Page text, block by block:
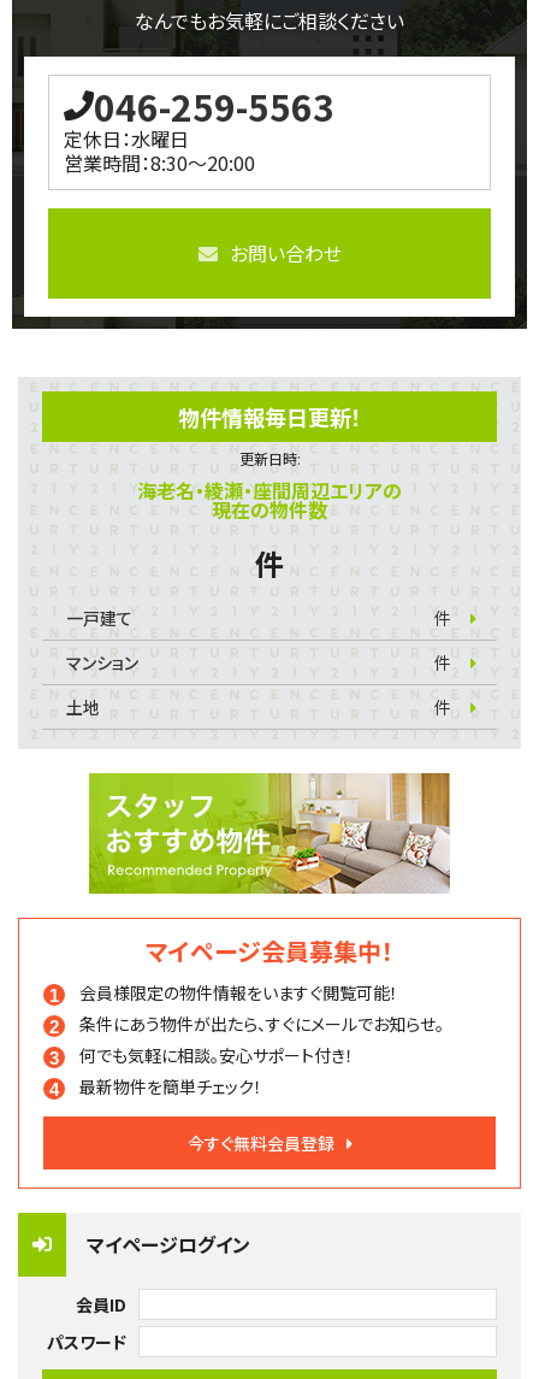
なんでもお気軽にご相談ください
046-259-5563
定休日：水曜日
営業時間：8:30～20:00
お問い合わせ
物件情報毎日更新！
更新日時:
海老名・綾瀬・座間周辺エリアの
現在の物件数
件
一戸建て
件
マンション
件
土地
件
マイページ会員募集中！
会員様限定の物件情報をいますぐ閲覧可能！
条件にあう物件が出たら、すぐにメールでお知らせ。
何でも気軽に相談。安心サポート付き！
最新物件を簡単チェック！
今すぐ無料会員登録
マイページログイン
会員ID
パスワード